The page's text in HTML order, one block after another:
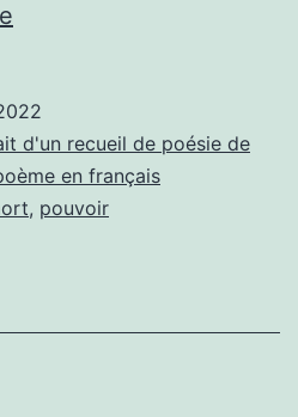
d'un recueil de poésie de
en français
, pouvoir